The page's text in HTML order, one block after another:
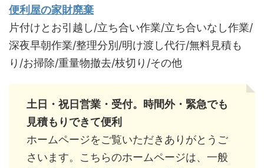
便利屋の家財廃棄
片付けとお引越し/立ち合い作業/立ち合いなし作業/
深夜早朝作業/整理分別/明け渡し代行/無料見積も
り/お掃除/重量物撤去/枝切り/その他
土日・祝日営業・受付。時間外・緊急でも
見積もりできて便利
ホームページをご覧いただきありがとうご
さいます。こちらのホームページは、一般